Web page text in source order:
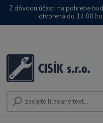
Z dôvodu účasti na pohrebe
otvorená do 14:00